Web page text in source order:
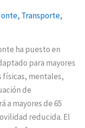
, Transporte,
ha puesto en
para mayores
físicas, mentales,
de
a mayores de 65
reducida. El